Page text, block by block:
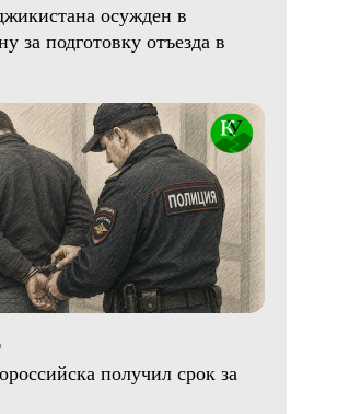
осужден в
за подготовку отъезда в
получил срок за